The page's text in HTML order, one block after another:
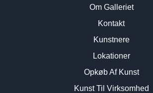
Om Galleriet
Kontakt
Kunstnere
Lokationer
Opkøb Af Kunst
Kunst Til Virksomhed